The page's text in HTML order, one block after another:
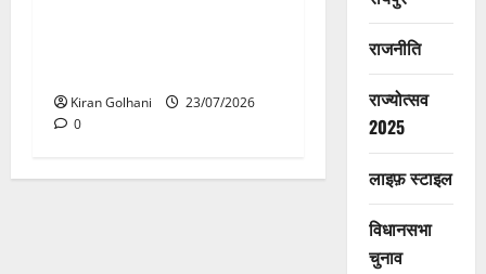
Kiran Golhani
23/07/2026
0
राजनीति
राज्योत्सव
2025
लाइफ़ स्टाइल
विधानसभा
चुनाव